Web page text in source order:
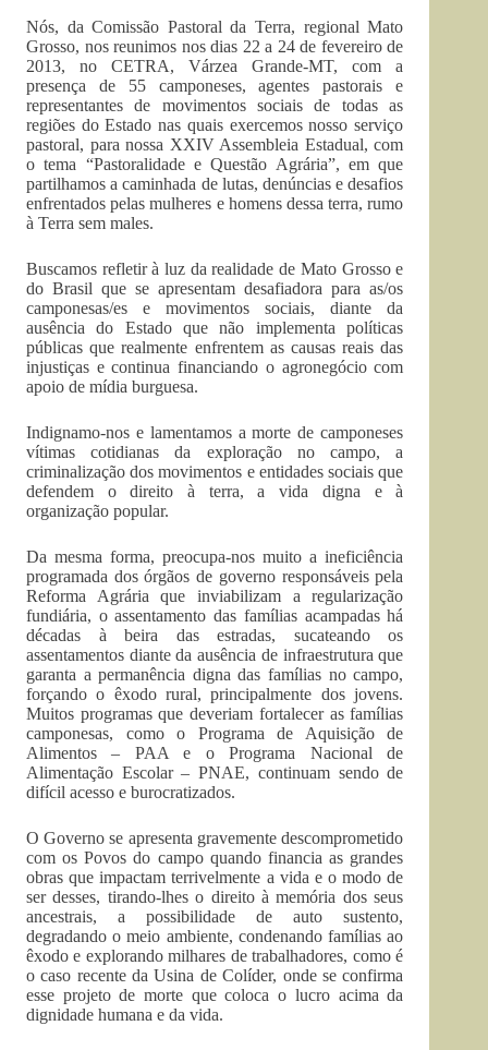
Nós, da Comissão Pastoral da Terra, regional Mato
Grosso, nos reunimos nos dias 22 a 24 de fevereiro de
2013, no CETRA, Várzea Grande-MT, com a
presença de 55 camponeses, agentes pastorais e
representantes de movimentos sociais de todas as
regiões do Estado nas quais exercemos nosso serviço
pastoral, para nossa XXIV Assembleia Estadual, com
o tema “Pastoralidade e Questão Agrária”, em que
partilhamos a caminhada de lutas, denúncias e desafios
enfrentados pelas mulheres e homens dessa terra, rumo
à Terra sem males.
Buscamos refletir à luz da realidade de Mato Grosso e
do Brasil que se apresentam desafiadora para as/os
camponesas/es e movimentos sociais, diante da
ausência do Estado que não implementa políticas
públicas que realmente enfrentem as causas reais das
injustiças e continua financiando o agronegócio com
apoio de mídia burguesa.
Indignamo-nos e lamentamos a morte de camponeses
vítimas cotidianas da exploração no campo, a
criminalização dos movimentos e entidades sociais que
defendem o direito à terra, a vida digna e à
organização popular.
Da mesma forma, preocupa-nos muito a ineficiência
programada dos órgãos de governo responsáveis pela
Reforma Agrária que inviabilizam a regularização
fundiária, o assentamento das famílias acampadas há
décadas à beira das estradas, sucateando os
assentamentos diante da ausência de infraestrutura que
garanta a permanência digna das famílias no campo,
forçando o êxodo rural, principalmente dos jovens.
Muitos programas que deveriam fortalecer as famílias
camponesas, como o Programa de Aquisição de
Alimentos – PAA e o Programa Nacional de
Alimentação Escolar – PNAE, continuam sendo de
difícil acesso e burocratizados.
O Governo se apresenta gravemente descomprometido
com os Povos do campo quando financia as grandes
obras que impactam terrivelmente a vida e o modo de
ser desses, tirando-lhes o direito à memória dos seus
ancestrais, a possibilidade de auto sustento,
degradando o meio ambiente, condenando famílias ao
êxodo e explorando milhares de trabalhadores, como é
o caso recente da Usina de Colíder, onde se confirma
esse projeto de morte que coloca o lucro acima da
dignidade humana e da vida.